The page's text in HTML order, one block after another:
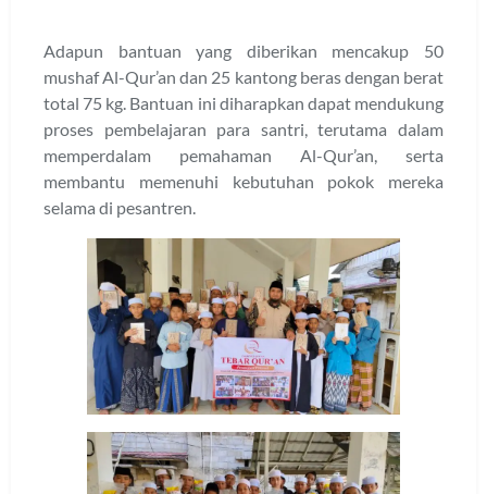
Adapun bantuan yang diberikan mencakup 50
mushaf Al-Qur’an dan 25 kantong beras dengan berat
total 75 kg. Bantuan ini diharapkan dapat mendukung
proses pembelajaran para santri, terutama dalam
memperdalam pemahaman Al-Qur’an, serta
membantu memenuhi kebutuhan pokok mereka
selama di pesantren.